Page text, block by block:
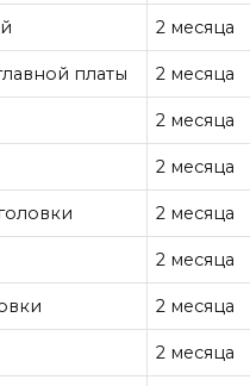
2 месяца
платы 2 месяца
2 месяца
2 месяца
2 месяца
2 месяца
2 месяца
2 месяца